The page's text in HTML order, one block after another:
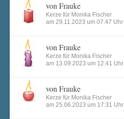
von Frauke
Kerze für Monika Fischer
am 29.11.2023 um 07:47 Uhr
von Frauke
Kerze für Monika Fischer
am 13.09.2023 um 12:41 Uhr
von Frauke
Kerze für Monika Fischer
am 25.06.2023 um 17:31 Uhr